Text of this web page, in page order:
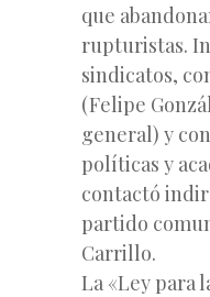
que
rupturistas.
sindicatos,
(Felipe
general) y
políticas y
contactó
partido
Carrillo.
La «Ley para